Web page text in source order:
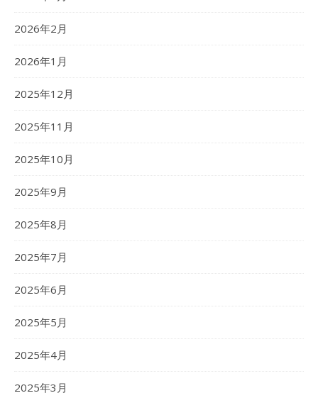
2026年2月
2026年1月
2025年12月
2025年11月
2025年10月
2025年9月
2025年8月
2025年7月
2025年6月
2025年5月
2025年4月
2025年3月